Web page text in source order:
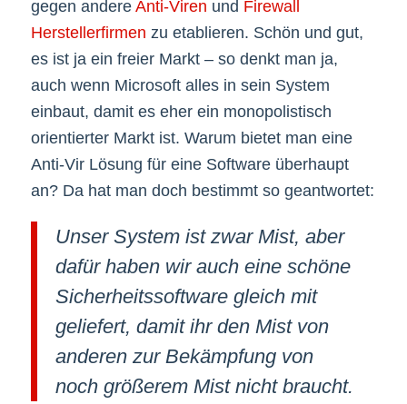
gegen andere Anti-Viren und Firewall
Herstellerfirmen zu etablieren. Schön und gut,
es ist ja ein freier Markt – so denkt man ja,
auch wenn Microsoft alles in sein System
einbaut, damit es eher ein monopolistisch
orientierter Markt ist. Warum bietet man eine
Anti-Vir Lösung für eine Software überhaupt
an? Da hat man doch bestimmt so geantwortet:
Unser System ist zwar Mist, aber
dafür haben wir auch eine schöne
Sicherheitssoftware gleich mit
geliefert, damit ihr den Mist von
anderen zur Bekämpfung von
noch größerem Mist nicht braucht.